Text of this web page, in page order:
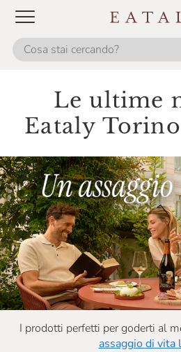
Le ultime
Eataly
I prodotti perfetti per goderti al
assaggio di vita